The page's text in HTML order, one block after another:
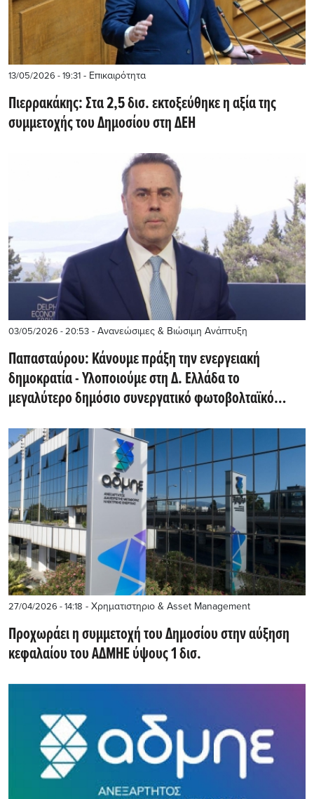
13/05/2026 - 19:31 - Επικαιρότητα
Πιερρακάκης: Στα 2,5 δισ. εκτοξεύθηκε η αξία της
συμμετοχής του Δημοσίου στη ΔΕΗ
03/05/2026 - 20:53 - Ανανεώσιμες & Βιώσιμη Ανάπτυξη
Παπασταύρου: Κάνουμε πράξη την ενεργειακή
δημοκρατία - Υλοποιούμε στη Δ. Ελλάδα το
μεγαλύτερο δημόσιο συνεργατικό φωτοβολταϊκό
27/04/2026 - 14:18 - Χρηματιστηριο & Asset Management
Προχωράει η συμμετοχή του Δημοσίου στην αύξηση
κεφαλαίου του ΑΔΜΗΕ ύψους 1 δισ.